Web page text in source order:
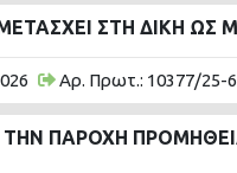
ΣΤΗ ΔΙΚΗ ΩΣ
Αρ. Πρωτ.: 10377/25-
ΤΗΝ ΠΑΡΟΧΗ